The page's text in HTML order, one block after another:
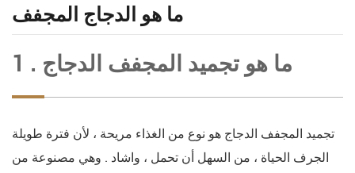
ما هو الدجاج المجفف
1 . ما هو تجميد المجفف الدجاج
تجميد المجفف الدجاج هو نوع من الغذاء مريحة ، لأن فترة طويلة
الجرف الحياة ، من السهل أن تحمل ، واشاد . وهي مصنوعة من